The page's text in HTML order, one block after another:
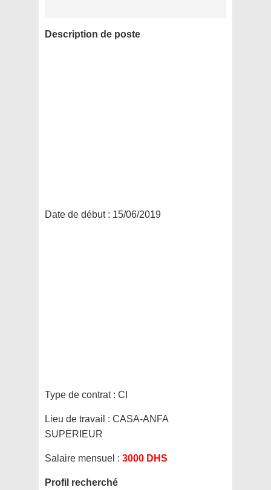
Description de poste
Date de début : 15/06/2019
Type de contrat : CI
Lieu de travail : CASA-ANFA
SUPERIEUR
Salaire mensuel : 3000 DHS
Profil recherché